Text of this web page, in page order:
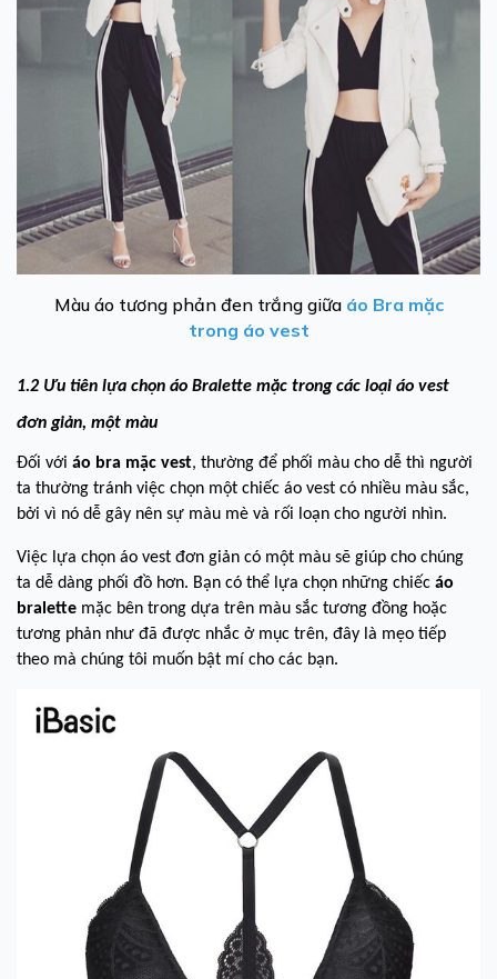
Màu áo tương phản đen trắng giữa áo Bra mặc
trong áo vest
1.2 Ưu tiên lựa chọn áo Bralette mặc trong các loại áo vest
đơn giản, một màu
Đối với áo bra mặc vest, thường để phối màu cho dễ thì người
ta thường tránh việc chọn một chiếc áo vest có nhiều màu sắc,
bởi vì nó dễ gây nên sự màu mè và rối loạn cho người nhìn.
Việc lựa chọn áo vest đơn giản có một màu sẽ giúp cho chúng
ta dễ dàng phối đồ hơn. Bạn có thể lựa chọn những chiếc áo
bralette mặc bên trong dựa trên màu sắc tương đồng hoặc
tương phản như đã được nhắc ở mục trên, đây là mẹo tiếp
theo mà chúng tôi muốn bật mí cho các bạn.